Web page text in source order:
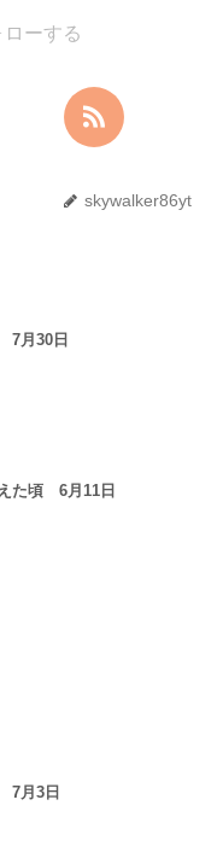
ーする
skywalker86yt
7月30日
た頃 6月11日
7月3日